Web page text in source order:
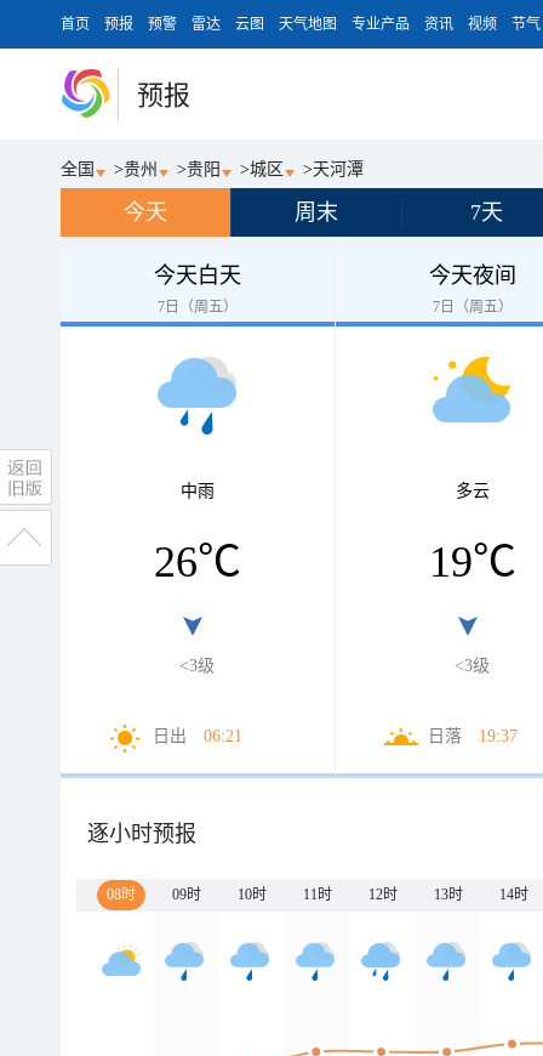
首页 预报 预警 雷达 云图 天气地图 专业产品 资讯 视频 节气
预报
全国 >贵州 >贵阳 >城区 >天河潭
今天 周末 7天
今天白天
7日（周五）
中雨
26℃
<3级
日出 06:21
今天夜间
7日（周五）
多云
19℃
<3级
日落 19:37
逐小时预报
08时 09时 10时 11时 12时 13时 14时